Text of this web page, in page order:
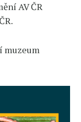
AV ČR
muzeum